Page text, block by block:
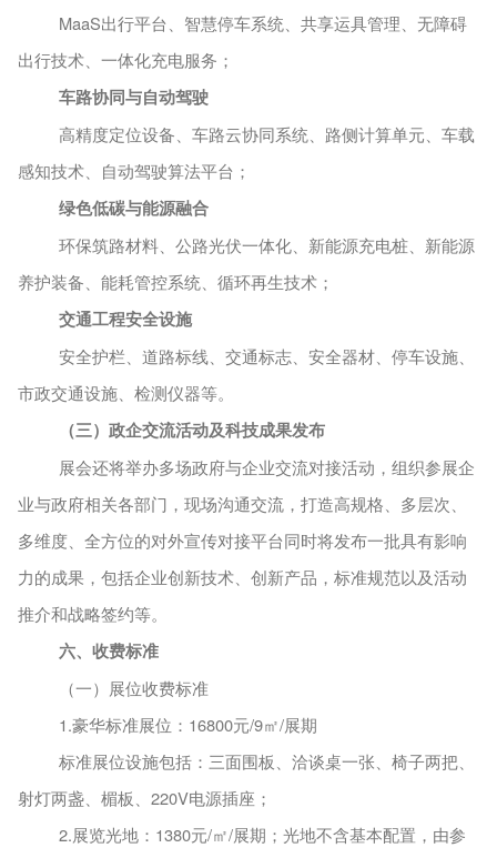
MaaS出行平台、智慧停车系统、共享运具管理、无障碍
出行技术、一体化充电服务；
车路协同与自动驾驶
高精度定位设备、车路云协同系统、路侧计算单元、车载
感知技术、自动驾驶算法平台；
绿色低碳与能源融合
环保筑路材料、公路光伏一体化、新能源充电桩、新能源
养护装备、能耗管控系统、循环再生技术；
交通工程安全设施
安全护栏、道路标线、交通标志、安全器材、停车设施、
市政交通设施、检测仪器等。
（三）政企交流活动及科技成果发布
展会还将举办多场政府与企业交流对接活动，组织参展企
业与政府相关各部门，现场沟通交流，打造高规格、多层次、
多维度、全方位的对外宣传对接平台同时将发布一批具有影响
力的成果，包括企业创新技术、创新产品，标准规范以及活动
推介和战略签约等。
六、收费标准
（一）展位收费标准
1.豪华标准展位： 16800元/9㎡/展期
标准展位设施包括：三面围板、洽谈桌一张、椅子两把、
射灯两盏、楣板、 220V电源插座；
2.展览光地： 1380元/㎡/展期；光地不含基本配置，由参